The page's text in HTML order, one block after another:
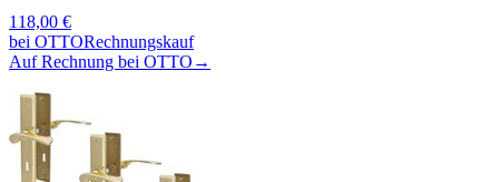
118,00 €
bei OTTORechnungskauf
Auf Rechnung bei OTTO →